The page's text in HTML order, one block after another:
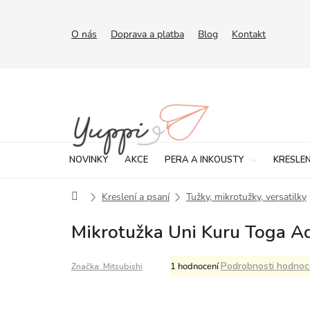
O nás Doprava a platba Blog Kontakt
NOVINKY AKCE PERA A INKOUSTY
DomůKreslení a psaní Tužky, mikrotužky, versatilky
Mikrotužka Uni Kuru Toga
Průměrné
hodnocení
1 hodnoceníPodrobnosti
Značka: Mitsubishi